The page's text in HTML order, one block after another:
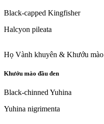
Black-capped Kingfisher
Halcyon pileata
Họ Vành khuyên & Khướu mào
Khướu mào đầu đen
Black-chinned Yuhina
Yuhina nigrimenta